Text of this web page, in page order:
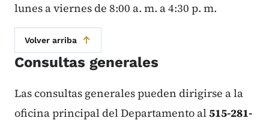
lunes a viernes de 8:00 a. m. a 4:30 p. m.
Volver arriba
Consultas generales
Las consultas generales pueden dirigirse a la
oficina principal del Departamento al515-281-